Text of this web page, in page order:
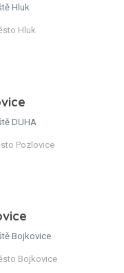
Hluk
Hluk
DUHA
Pozlovice
Bojkovice
Bojkovice